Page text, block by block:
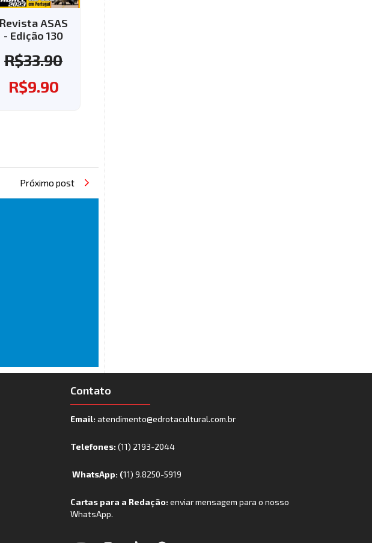
Revista ASAS
- Edição 143 -
cupom "143" e
grátis!
Próximo post
Contato
Email:atendimento@edrotacultural.com.br
Telefones:(11) 2193-2044
WhatsApp: (11) 9.8250-5919
Cartas para a Redação:enviar mensagem para o nosso
WhatsApp.